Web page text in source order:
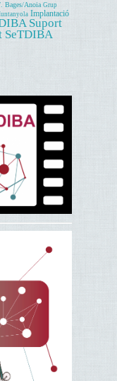
Bages/Anoia Grup
Implantació
Suport
SeTDIBA